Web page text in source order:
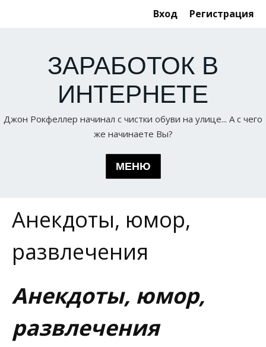
Вход Регистрация
ЗАРАБОТОК В
ИНТЕРНЕТЕ
Джон Рокфеллер начинал с чистки обуви на улице... А с чего
же начинаете Вы?
МЕНЮ
ГЛАВНАЯ
О НАС
КОНТАКТЫ
Статьи по теме
Программы для заработка
Заработок на выполнении заданий
Анекдоты, юмор,
развлечения
Анекдоты, юмор,
развлечения